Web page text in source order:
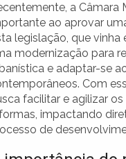
a
ao aprovar
legislação, que
modernização para
e adaptar-se
Com
facilitar e agilizar
impactando
de